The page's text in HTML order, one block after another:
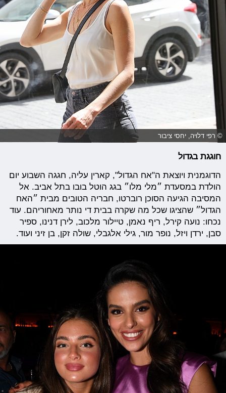
© רפי דלויה, יחסי ציבור
חוגגת בגדול
הדוגמנית ויוצאת ה"אח הגדול", קארין עליה, חגגה השבוע יום
הולדת במסעדת ״מלי מלו״ בגג הוטל בובו בתל אביב. אל
המסיבה הגיעה הסוכן רוברטו, חבריה הטובים מבית ״האח
הגדול״ שהציגו שכל מה שקרה בבית די נותר מאחוריהם. עוד
נכחו: נועה קירל, ריף נאמן, טיילור מלכוב, לירן דנינו, ספיר
סבן, ירדן ויזל, נופר מור, גילי אלגבלי, שולה זקן, בן זיני ועוד.